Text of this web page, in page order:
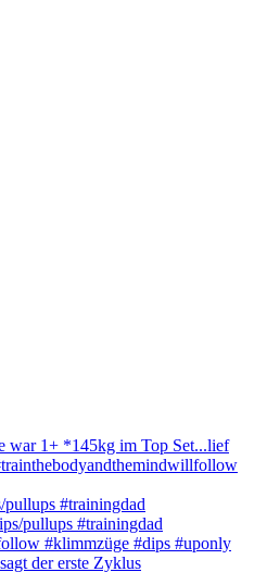
#trainingdad
der erste Zyklus